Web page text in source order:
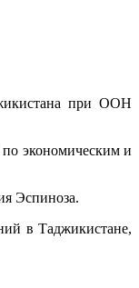
при ООН
экономическим и
Эспиноза.
в Таджикистане,